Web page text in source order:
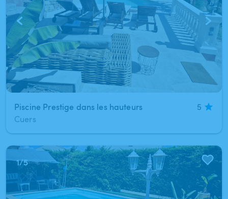
Piscine Prestige dans les hauteurs
5
Cuers
1/5